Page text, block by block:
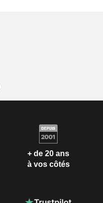
+ de 20 ans
à vos côtés